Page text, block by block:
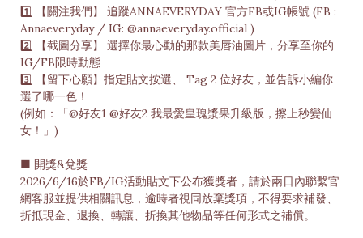
1️⃣ 【關注我們】 追蹤ANNAEVERYDAY 官方FB或IG帳號 (FB :
Annaeveryday / IG: @annaeveryday.official )
2️⃣ 【截圖分享】 選擇你最心動的那款美唇油圖片，分享至你的
IG/FB限時動態
3️⃣ 【留下心願】指定貼文按選、 Tag 2 位好友，並告訴小編你
選了哪一色！
(例如：「@好友1 @好友2 我最愛皇瑰漿果升級版，擦上秒變仙
女！」)
■ 開獎&兌獎
2026/6/16於FB/IG活動貼文下公布獲獎者，請於兩日內聯繫官
網客服並提供相關訊息，逾時者視同放棄獎項，不得要求補發、
折抵現金、退換、轉讓、折換其他物品等任何形式之補償。